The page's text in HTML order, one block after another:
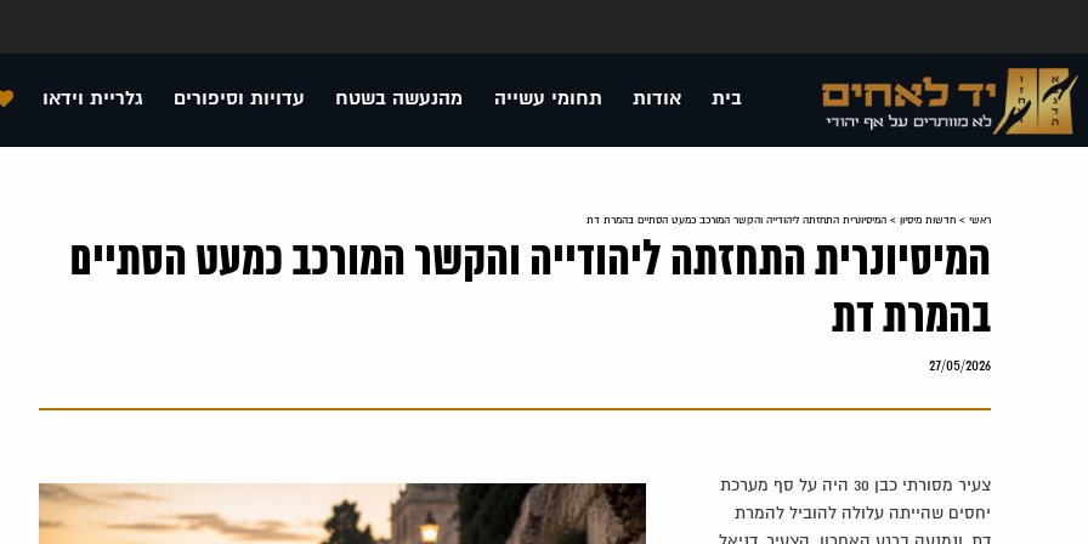
בית אודות תחומי עשייה מהנעשה בשטח עדויות וסיפורים גלריית וידאו
ראשי > חדשות מיסיון >המיסיונרית התחזתה ליהודייה והקשר המורכב כמעט הסתיים בהמרת דת
המיסיונרית התחזתה ליהודייה והקשר המורכב כמעט הסתיים
בהמרת דת
27/05/2026
צעיר מסורתי כבן 30 היה על סף מערכת
יחסים שהייתה עלולה להוביל להמרת